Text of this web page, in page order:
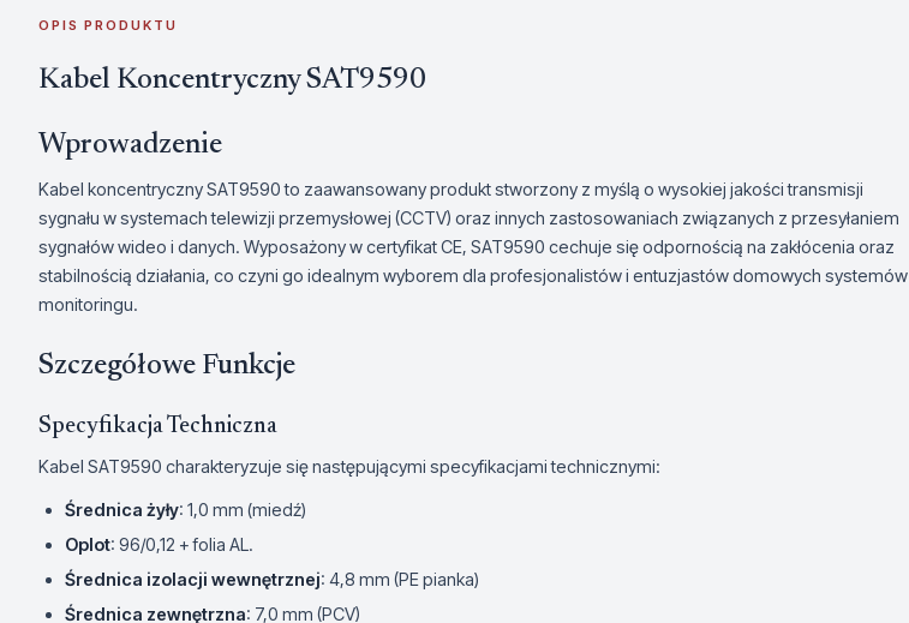
OPIS PRODUKTU
Kabel Koncentryczny SAT9590
Wprowadzenie
Kabel koncentryczny SAT9590 to zaawansowany produkt stworzony z myślą o wysokiej jakości transmisji
sygnału w systemach telewizji przemysłowej (CCTV) oraz innych zastosowaniach związanych z przesyłaniem
sygnałów wideo i danych. Wyposażony w certyfikat CE, SAT9590 cechuje się odpornością na zakłócenia oraz
stabilnością działania, co czyni go idealnym wyborem dla profesjonalistów i entuzjastów domowych systemów
monitoringu.
Szczegółowe Funkcje
Specyfikacja Techniczna
Kabel SAT9590 charakteryzuje się następującymi specyfikacjami technicznymi:
Średnica żyły: 1,0 mm (miedź)
Oplot: 96/0,12 + folia AL.
Średnica izolacji wewnętrznej: 4,8 mm (PE pianka)
Średnica zewnętrzna: 7,0 mm (PCV)